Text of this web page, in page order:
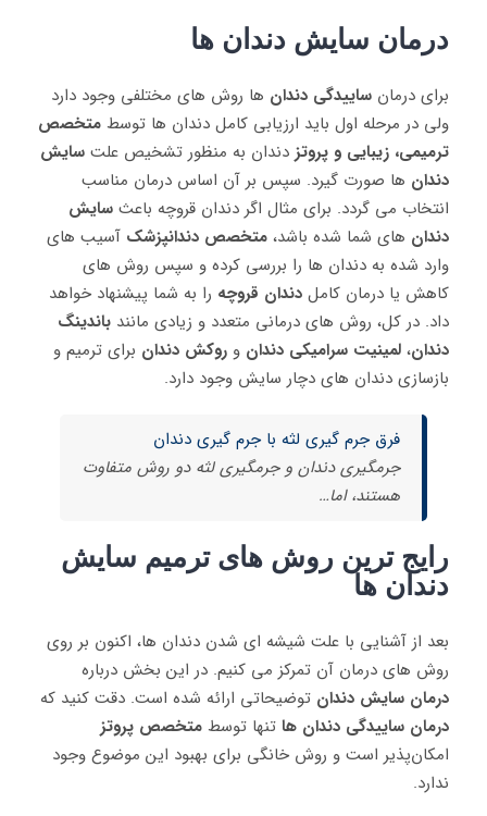
درمان سایش دندان ‌ها
برای درمان ساییدگی دندان ‌ها روش ‌های مختلفی وجود دارد
ولی در مرحله اول باید ارزیابی کامل دندان‌ ها توسط متخصص
ترمیمی، زیبایی و پروتز دندان به منظور تشخیص علت سایش
دندان ها صورت گیرد. سپس بر آن اساس درمان مناسب
انتخاب می ‌گردد. برای مثال اگر دندان‌ قروچه باعث سایش
دندان‌ های شما شده باشد، متخصص دندانپزشک آسیب ‌های
وارد شده به دندان‌ ها را بررسی کرده و سپس روش‌ های
کاهش یا درمان کامل دندان قروچه را به شما پیشنهاد خواهد
داد. در کل، روش‌ های درمانی متعدد و زیادی مانند باندینگ
دندان، لمینیت سرامیکی دندان و روکش دندان برای ترمیم و
بازسازی دندان‌ های دچار سایش وجود دارد.
فرق جرم گیری لثه با جرم گیری دندان
جرمگیری دندان و جرمگیری لثه دو روش متفاوت
هستند، اما…
رایج ‌ترین روش ‌های ترمیم سایش
دندان‌ ها
بعد از آشنایی با علت شیشه‌ ای شدن دندان‌ ها، اکنون بر روی
روش ‌های درمان آن تمرکز می‌ کنیم. در این بخش درباره
درمان سایش دندان توضیحاتی ارائه شده است. دقت کنید که
درمان ساییدگی دندان‌ ها تنها توسط متخصص پروتز
امکان‌پذیر است و روش خانگی برای بهبود این موضوع وجود
ندارد.